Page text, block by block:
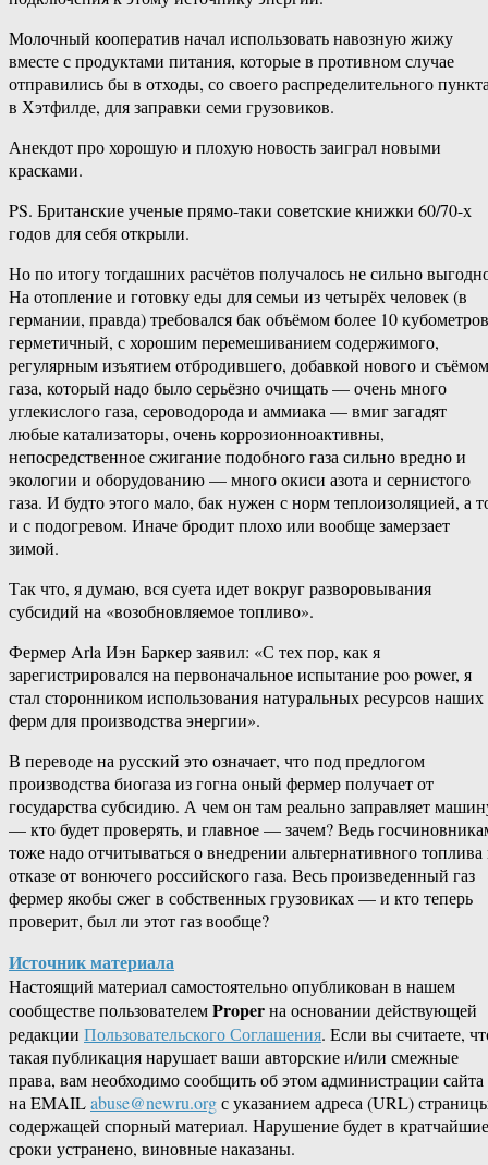
Молочный кооператив начал использовать навозную жижу
вместе с продуктами питания, которые в противном случае
отправились бы в отходы, со своего распределительного
в Хэтфилде, для заправки семи грузовиков.
Анекдот про хорошую и плохую новость заиграл новыми
красками.
PS. Британские ученые прямо-​таки советские книжки 60/70-х
годов для себя открыли.
Но по итогу тогдашних расчётов получалось не сильно
На отопление и готовку еды для семьи из четырёх человек (в
германии, правда) требовался бак объёмом более 10
герметичный, с хорошим перемешиванием содержимого,
регулярным изъятием отбродившего, добавкой нового и съёмом
газа, который надо было серьёзно очищать — очень много
углекислого газа, сероводорода и аммиака — вмиг загадят
любые катализаторы, очень коррозионноактивны,
непосредственное сжигание подобного газа сильно вредно и
экологии и оборудованию — много окиси азота и сернистого
газа. И будто этого мало, бак нужен с норм теплоизоляцией, а
и с подогревом. Иначе бродит плохо или вообще замерзает
зимой.
Так что, я думаю, вся суета идет вокруг разворовывания
субсидий на «возобновляемое топливо».
Фермер Arla Иэн Баркер заявил: «С тех пор, как я
зарегистрировался на первоначальное испытание poo power, я
стал сторонником использования натуральных ресурсов наших
ферм для производства энергии».
В переводе на русский это означает, что под предлогом
производства биогаза из гогна оный фермер получает от
государства субсидию. А чем он там реально заправляет
— кто будет проверять, и главное — зачем? Ведь
тоже надо отчитываться о внедрении альтернативного топлива
отказе от вонючего российского газа. Весь произведенный газ
фермер якобы сжег в собственных грузовиках — и кто теперь
проверит, был ли этот газ вообще?
Источник материала
Настоящий материал самостоятельно опубликован в нашем
сообществе пользователемProperна основании действующей
редакции Пользовательского Соглашения. Если вы считаете,
такая публикация нарушает ваши авторские и/или смежные
права, вам необходимо сообщить об этом администрации сайта
на EMAILabuse@newru.orgс указанием адреса (URL)
содержащей спорный материал. Нарушение будет в кратчайшие
сроки устранено, виновные наказаны.